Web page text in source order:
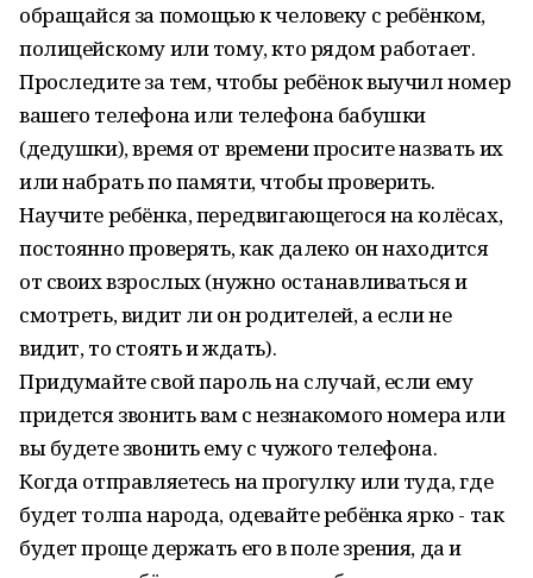
обращайся за помощью к человеку с ребёнком,
полицейскому или тому, кто рядом работает.
Проследите за тем, чтобы ребёнок выучил номер
вашего телефона или телефона бабушки
(дедушки), время от времени просите назвать их
или набрать по памяти, чтобы проверить.
Научите ребёнка, передвигающегося на колёсах,
постоянно проверять, как далеко он находится
от своих взрослых (нужно останавливаться и
смотреть, видит ли он родителей, а если не
видит, то стоять и ждать).
Придумайте свой пароль на случай, если ему
придется звонить вам с незнакомого номера или
вы будете звонить ему с чужого телефона.
Когда отправляетесь на прогулку или туда, где
будет толпа народа, одевайте ребёнка ярко - так
будет проще держать его в поле зрения, да и